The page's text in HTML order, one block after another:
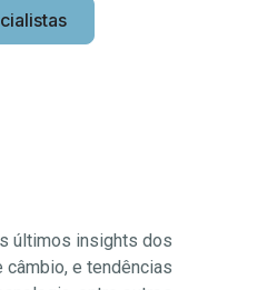
últimos insights dos
e tendências